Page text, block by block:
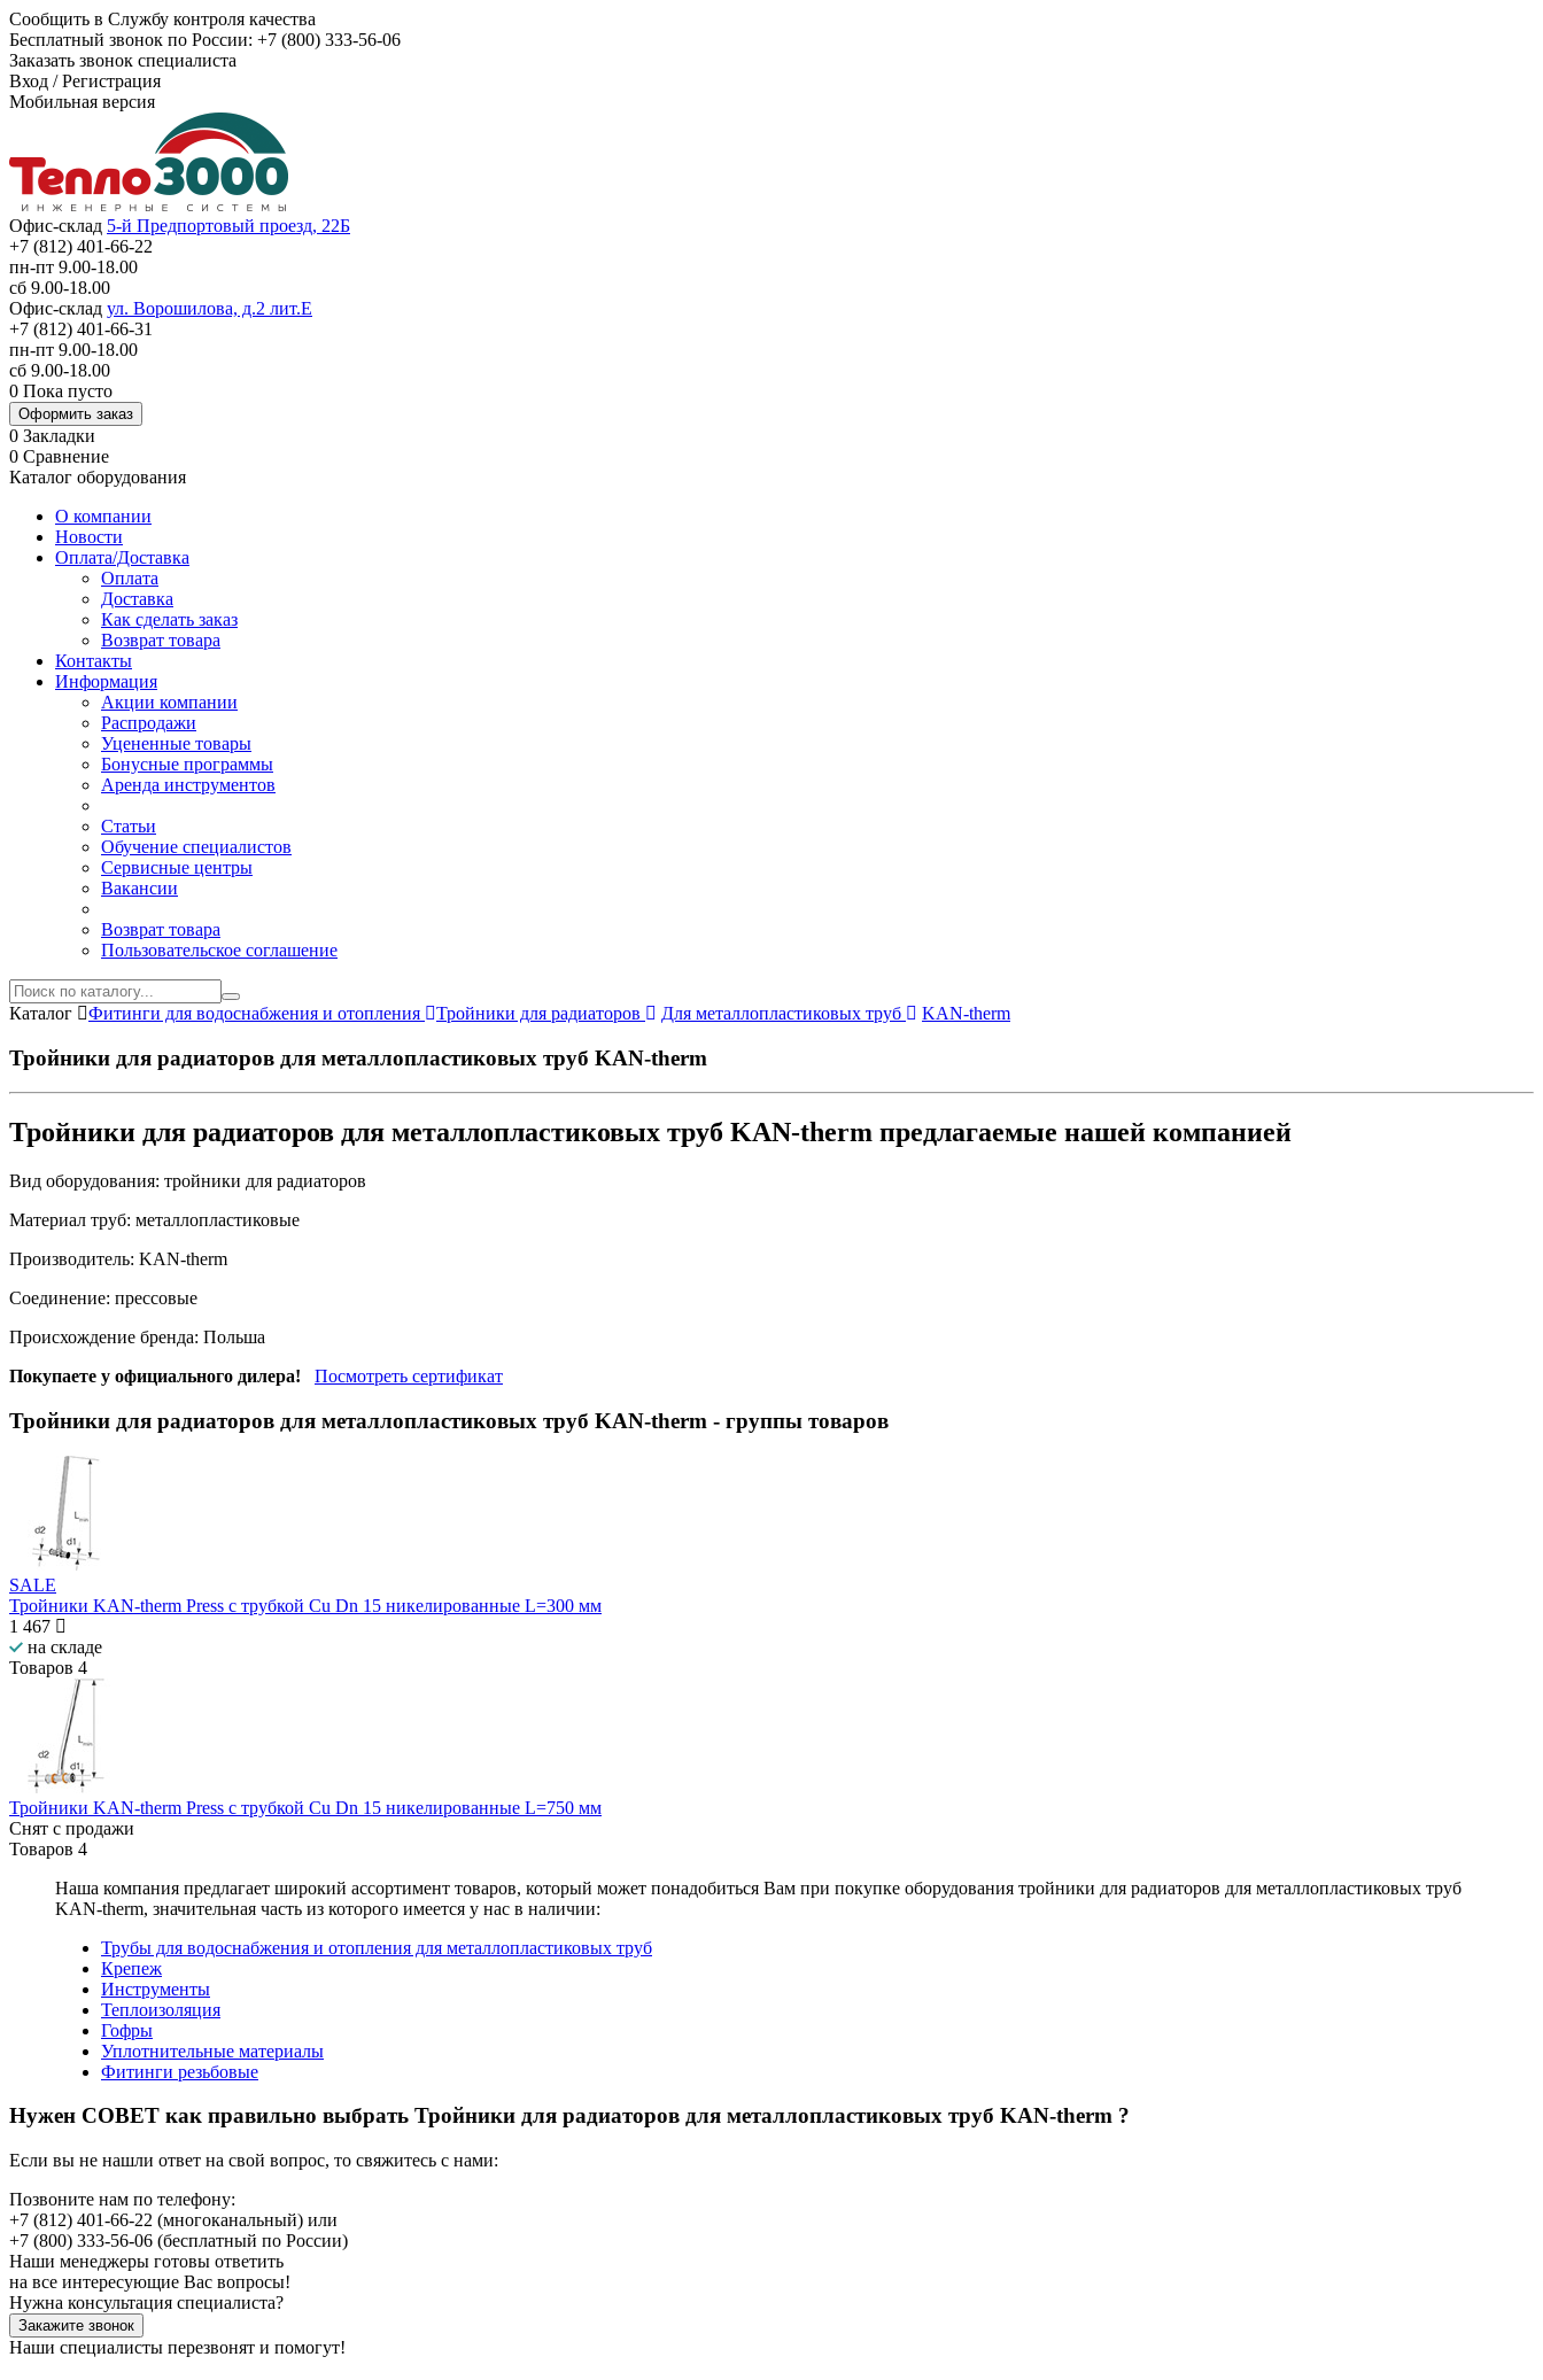
Сообщить в Службу контроля качества
Бесплатный звонок по России: +7 (800) 333-56-06
Заказать звонок специалиста
Вход /Регистрация
Мобильная версия
Офис-склад 5-й Предпортовый проезд, 22Б
+7 (812) 401-66-22
пн-пт 9.00-18.00
сб 9.00-18.00
Офис-склад ул. Ворошилова, д.2 лит.Е
+7 (812) 401-66-31
пн-пт 9.00-18.00
сб 9.00-18.00
0 Пока пусто
Оформить заказ
0 Закладки
0 Сравнение
Каталог оборудования
О компании
Новости
Оплата/Доставка
Оплата
Доставка
Как сделать заказ
Возврат товара
Контакты
Информация
Акции компании
Распродажи
Уцененные товары
Бонусные программы
Аренда инструментов
Статьи
Обучение специалистов
Сервисные центры
Вакансии
Возврат товара
Пользовательское соглашение
Каталог Фитинги для водоснабжения и отопления Тройники для радиаторов Для металлопластиковых труб KAN-therm
Тройники для радиаторов для металлопластиковых труб KAN-therm
Тройники для радиаторов для металлопластиковых труб KAN-therm предлагаемые нашей компанией
Вид оборудования: тройники для радиаторов
Материал труб: металлопластиковые
Производитель: KAN-therm
Соединение: прессовые
Происхождение бренда: Польша
Покупаете у официального дилера!
Посмотреть сертификат
Тройники для радиаторов для металлопластиковых труб KAN-therm - группы товаров
SALE
Тройники KAN-therm Press с трубкой Cu Dn 15 никелированные L=300 мм
1 467
на складе
Товаров 4
Тройники KAN-therm Press с трубкой Cu Dn 15 никелированные L=750 мм
Снят с продажи
Товаров 4
Наша компания предлагает широкий ассортимент товаров, который может понадобиться Вам при покупке оборудования тройники для радиаторов для металлопластиковых труб
KAN-therm, значительная часть из которого имеется у нас в наличии:
Трубы для водоснабжения и отопления для металлопластиковых труб
Крепеж
Инструменты
Теплоизоляция
Гофры
Уплотнительные материалы
Фитинги резьбовые
Нужен СОВЕТ как правильно выбрать Тройники для радиаторов для металлопластиковых труб KAN-therm ?
Если вы не нашли ответ на свой вопрос, то свяжитесь с нами:
Позвоните нам по телефону:
+7 (812) 401-66-22 (многоканальный) или
+7 (800) 333-56-06 (бесплатный по России)
Наши менеджеры готовы ответить
на все интересующие Вас вопросы!
Нужна консультация специалиста?
Закажите звонок
Наши специалисты перезвонят и помогут!